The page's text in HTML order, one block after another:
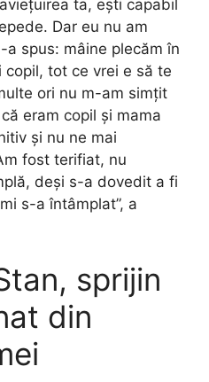
ta, ești capabil
Dar eu nu am
spus: mâine plecăm în
tot ce vrei e să te
ori nu m-am simțit
eram copil și mama
și nu ne mai
fost terifiat, nu
deși s-a dovedit a fi
s-a întâmplat”, a
sprijin
din